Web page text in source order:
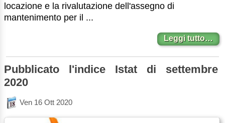
locazione e la rivalutazione dell'assegno di
mantenimento per il ...
Leggi tutto…
Pubblicato l'indice Istat di settembre
2020
Ven 16 Ott 2020